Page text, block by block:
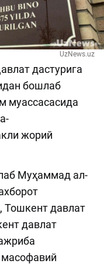
UzNews.uz
дастурига
бошлаб
муассасасида
жорий
Муҳаммад ал-
Тошкент давлат
давлат